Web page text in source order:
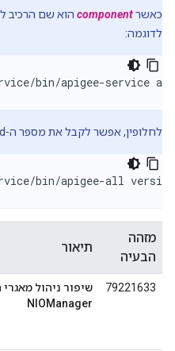
כאשרcomponent
לדוגמה:
bin/apigee-service
לחלופין, אפשר לקבל את מספר ה-build של כל הרכיבים:
bin/apigee-all version
מזהה
הבעיה
תיאור
79221633
שיפור ניהול
NIOManager